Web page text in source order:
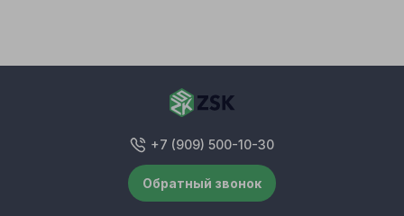
+7 (909) 500-10-30
Обратный звонок